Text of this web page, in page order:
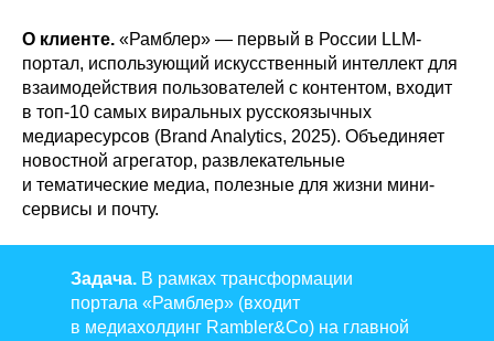
О клиенте. «Рамблер» — первый в России LLM-
портал, использующий искусственный интеллект для
взаимодействия пользователей с контентом, входит
в топ-10 самых виральных русскоязычных
медиаресурсов (Brand Analytics, 2025). Объединяет
новостной агрегатор, развлекательные
и тематические медиа, полезные для жизни мини-
сервисы и почту.
Задача. В рамках трансформации
портала «Рамблер» (входит
в медиахолдинг Rambler&Co) на главной